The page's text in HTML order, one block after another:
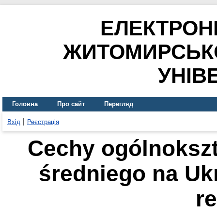
Головна Про сайт Перегляд
Вхід Реєстрація
Cechy
średniego na